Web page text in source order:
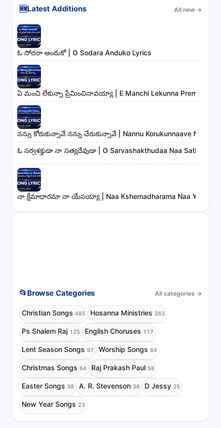
🆕Latest Additions All new →
ఓ సోదరా అందుకో | O Sodara Anduko Lyrics
ఏ మంచి లేకున్నా ప్రేమించినావయ్యా | E Manchi Lekunna
నన్ను కోరుకున్నావే నన్ను చేరుకున్నావే | Nannu Korukunnaave Nannu
ఓ సర్వశక్తుడా నా సత్యదేవుడా | O Sarvashakthudaa Naa
నా క్షేమాధారమా నా యేసయ్యా | Naa Kshemadharama Naa Yesayya
📂 Browse Categories All categories →
Christian Songs 485 Hosanna Ministries 263
Ps Shalem Raj 125 English Choruses 117
Lent Season Songs 97 Worship Songs 64
Christmas Songs 64 Raj Prakash Paul 58
Easter Songs 38 A. R. Stevenson 38 D Jessy 25
New Year Songs 23